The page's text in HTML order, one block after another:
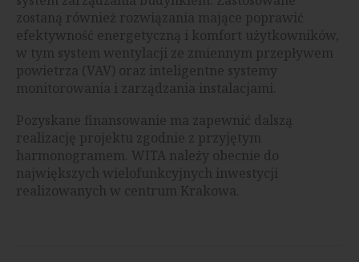
zostaną również rozwiązania mające poprawić
efektywność energetyczną i komfort użytkowników,
w tym system wentylacji ze zmiennym przepływem
powietrza (VAV) oraz inteligentne systemy
monitorowania i zarządzania instalacjami.
Pozyskane finansowanie ma zapewnić dalszą
realizację projektu zgodnie z przyjętym
harmonogramem. WITA należy obecnie do
największych wielofunkcyjnych inwestycji
realizowanych w centrum Krakowa.